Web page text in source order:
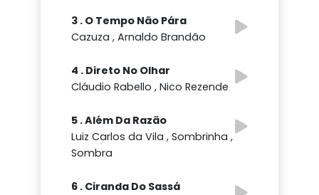
3 . O Tempo Não Pára
Cazuza , Arnaldo Brandão
4 . Direto No Olhar
Cláudio Rabello , Nico Rezende
5 . Além Da Razão
Luiz Carlos da Vila , Sombrinha ,
Sombra
6 . Ciranda Do Sassá